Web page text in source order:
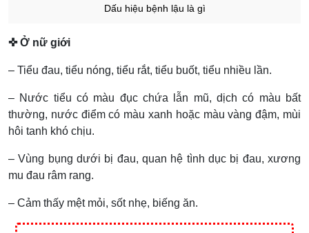
Dấu hiệu bệnh lậu là gì
✜ Ở nữ giới
– Tiểu đau, tiểu nóng, tiểu rắt, tiểu buốt, tiểu nhiều lần.
– Nước tiểu có màu đục chứa lẫn mũ, dịch có màu bất
thường, nước điểm có màu xanh hoặc màu vàng đậm, mùi
hôi tanh khó chịu.
– Vùng bụng dưới bị đau, quan hệ tình dục bị đau, xương
mu đau râm rang.
– Cảm thấy mệt mỏi, sốt nhẹ, biếng ăn.